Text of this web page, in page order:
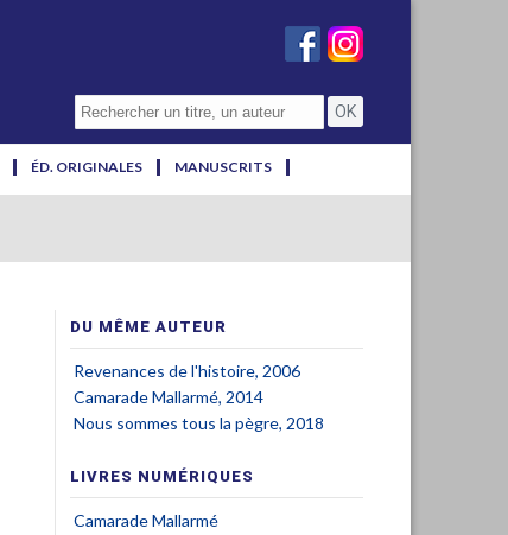
ÉD. ORIGINALES
MANUSCRITS
DU MÊME AUTEUR
Revenances de l'histoire, 2006
Camarade Mallarmé, 2014
Nous sommes tous la pègre, 2018
LIVRES NUMÉRIQUES
Camarade Mallarmé